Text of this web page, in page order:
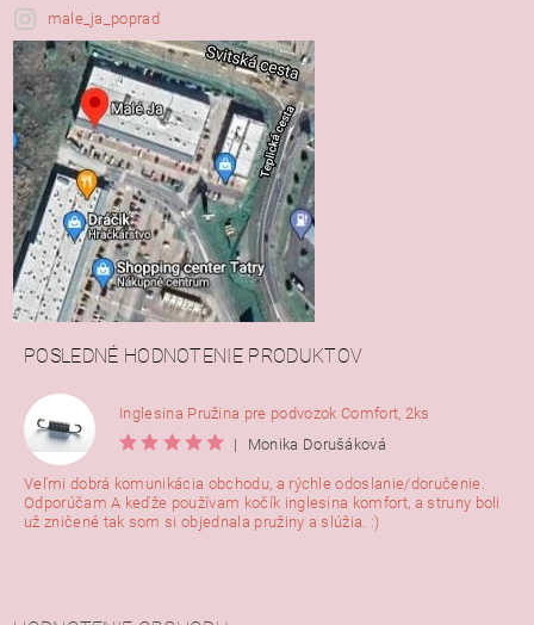
male_ja_poprad
POSLEDNÉ HODNOTENIE PRODUKTOV
Inglesina Pružina pre podvozok Comfort, 2ks
|
Monika Dorušáková
Veľmi dobrá komunikácia obchodu, a rýchle odoslanie/doručenie.
Odporúčam A keďže používam kočík inglesina komfort, a struny boli
už zničené tak som si objednala pružiny a slúžia. :)